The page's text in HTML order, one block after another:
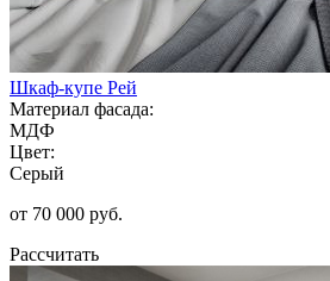
Шкаф-купе Рей
Материал фасада:
МДФ
Цвет:
Серый
от 70 000 руб.
Рассчитать